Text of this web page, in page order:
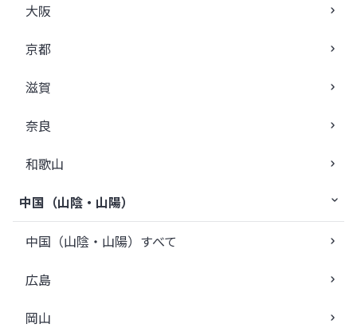
大阪
京都
滋賀
奈良
和歌山
中国（山陰・山陽）
中国（山陰・山陽）すべて
広島
岡山